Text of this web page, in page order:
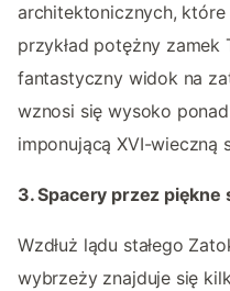
architektonicznych,
przykład potężny
fantastyczny widok na
wznosi się wysoko
imponującą XVI-wieczną
3. Spacery przez piękne
Wzdłuż lądu stałego
wybrzeży znajduje się